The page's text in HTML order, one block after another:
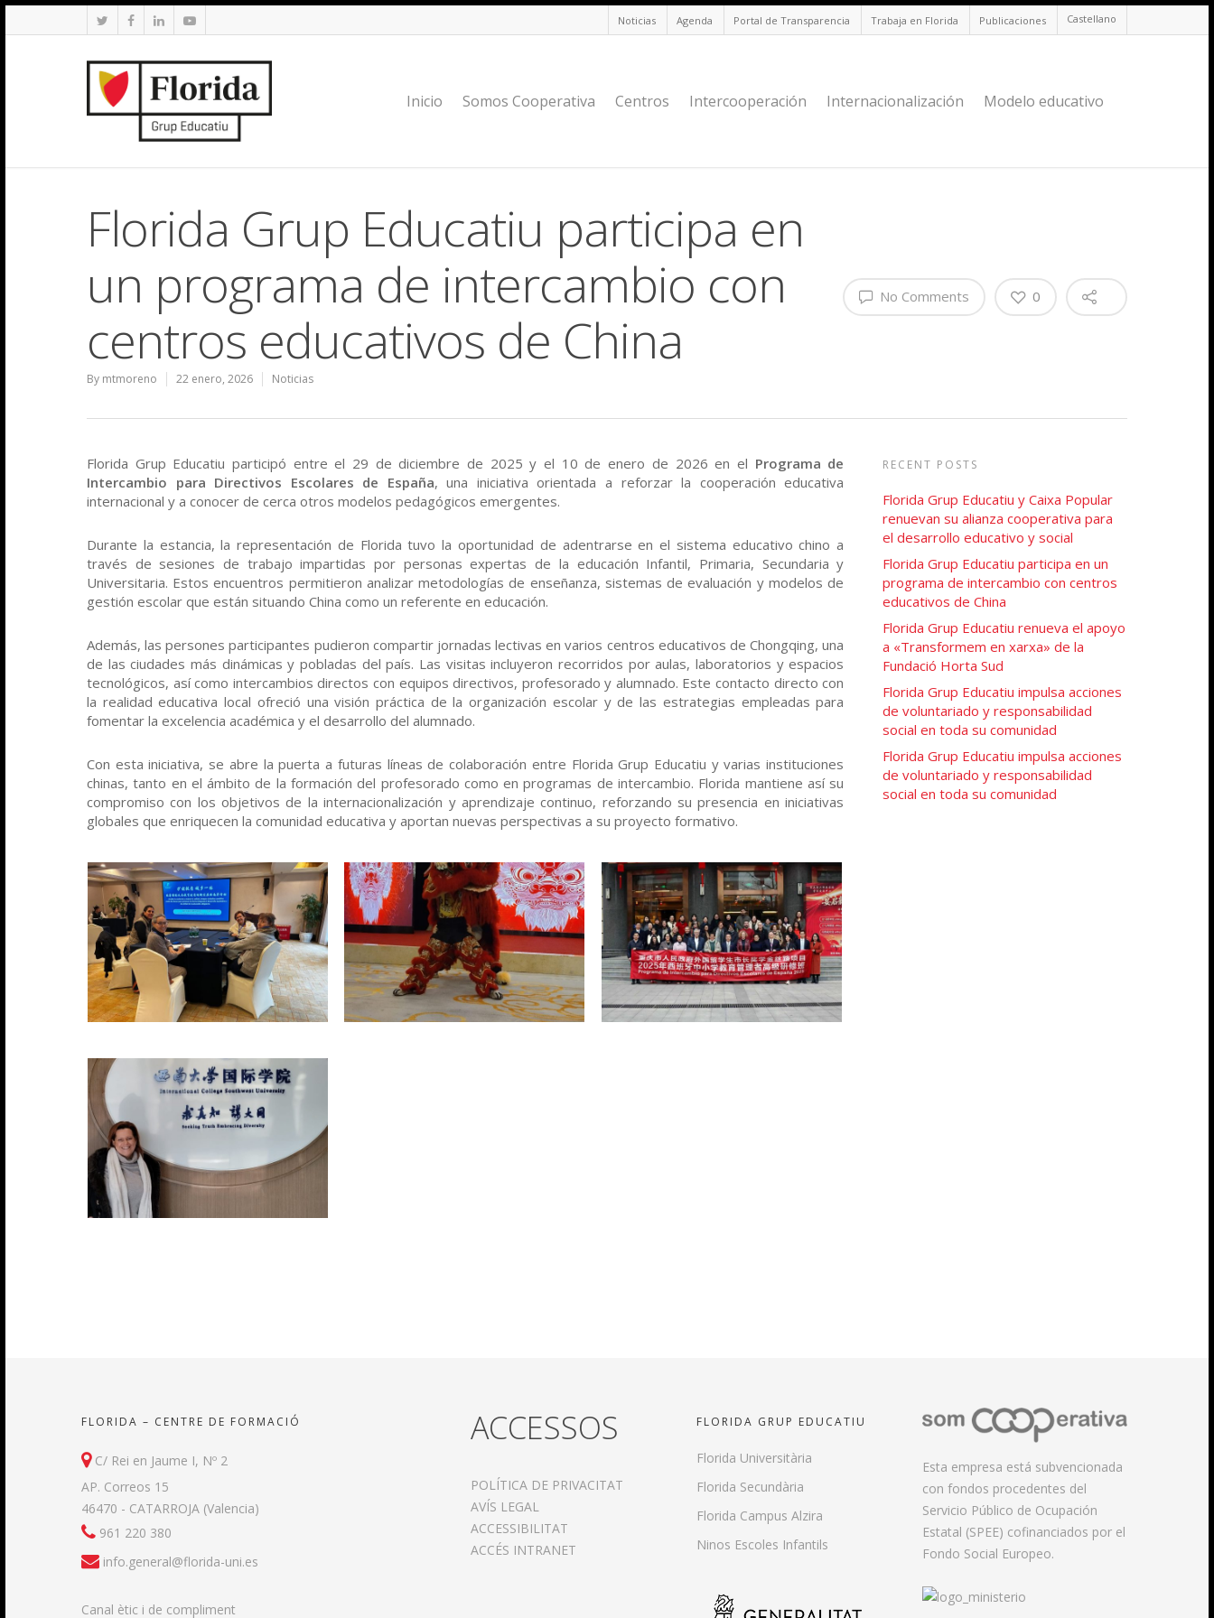
Noticias Agenda Portal de Transparencia Trabaja en Florida Publicaciones Castellano
Inicio Somos Cooperativa Centros Intercooperación Internacionalización Modelo educativo
Florida Grup Educatiu participa en
un programa de intercambio con
centros educativos de China
By mtmoreno 22 enero, 2026 Noticias
No Comments 0
Florida Grup Educatiu participó entre el 29 de diciembre de 2025 y el 10 de enero de 2026 en el Programa de
Intercambio para Directivos Escolares de España, una iniciativa orientada a reforzar la cooperación educativa
internacional y a conocer de cerca otros modelos pedagógicos emergentes.
Durante la estancia, la representación de Florida tuvo la oportunidad de adentrarse en el sistema educativo chino a
través de sesiones de trabajo impartidas por personas expertas de la educación Infantil, Primaria, Secundaria y
Universitaria. Estos encuentros permitieron analizar metodologías de enseñanza, sistemas de evaluación y modelos de
gestión escolar que están situando China como un referente en educación.
Además, las persones participantes pudieron compartir jornadas lectivas en varios centros educativos de Chongqing, una
de las ciudades más dinámicas y pobladas del país. Las visitas incluyeron recorridos por aulas, laboratorios y espacios
tecnológicos, así como intercambios directos con equipos directivos, profesorado y alumnado. Este contacto directo con
la realidad educativa local ofreció una visión práctica de la organización escolar y de las estrategias empleadas para
fomentar la excelencia académica y el desarrollo del alumnado.
Con esta iniciativa, se abre la puerta a futuras líneas de colaboración entre Florida Grup Educatiu y varias instituciones
chinas, tanto en el ámbito de la formación del profesorado como en programas de intercambio. Florida mantiene así su
compromiso con los objetivos de la internacionalización y aprendizaje continuo, reforzando su presencia en iniciativas
globales que enriquecen la comunidad educativa y aportan nuevas perspectivas a su proyecto formativo.
RECENT POSTS
Florida Grup Educatiu y Caixa Popular
renuevan su alianza cooperativa para
el desarrollo educativo y social
Florida Grup Educatiu participa en un
programa de intercambio con centros
educativos de China
Florida Grup Educatiu renueva el apoyo
a «Transformem en xarxa» de la
Fundació Horta Sud
Florida Grup Educatiu impulsa acciones
de voluntariado y responsabilidad
social en toda su comunidad
Florida Grup Educatiu impulsa acciones
de voluntariado y responsabilidad
social en toda su comunidad
FLORIDA – CENTRE DE FORMACIÓ
C/ Rei en Jaume I, Nº 2
AP. Correos 15
46470 - CATARROJA (Valencia)
961 220 380
info.general@florida-uni.es
Canal ètic i de compliment
ACCESSOS
POLÍTICA DE PRIVACITAT
AVÍS LEGAL
ACCESSIBILITAT
ACCÉS INTRANET
FLORIDA GRUP EDUCATIU
Florida Universitària
Florida Secundària
Florida Campus Alzira
Ninos Escoles Infantils
Esta empresa está subvencionada
con fondos procedentes del
Servicio Público de Ocupación
Estatal (SPEE) cofinanciados por el
Fondo Social Europeo.